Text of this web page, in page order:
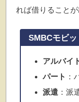
れば借りることが
SMBCモビ
アルバイ
パート ：
派遣：派